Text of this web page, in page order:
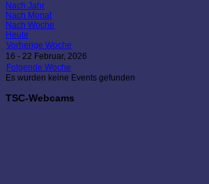
Nach Jahr
Nach Monat
Nach Woche
Heute
Vorherige Woche
16 - 22 Februar, 2026
Folgende Woche
Es wurden keine Events gefunden
TSC-Webcams